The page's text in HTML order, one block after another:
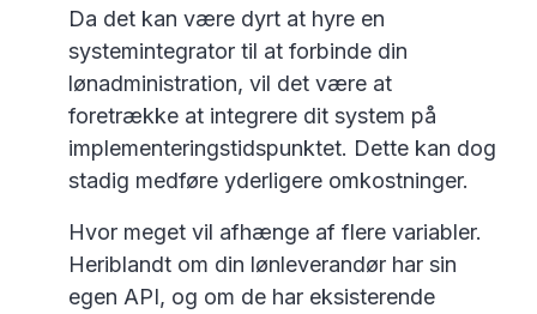
Da det kan være dyrt at hyre en
systemintegrator til at forbinde din
lønadministration, vil det være at
foretrække at integrere dit system på
implementeringstidspunktet. Dette kan dog
stadig medføre yderligere omkostninger.
Hvor meget vil afhænge af flere variabler.
Heriblandt om din lønleverandør har sin
egen API, og om de har eksisterende